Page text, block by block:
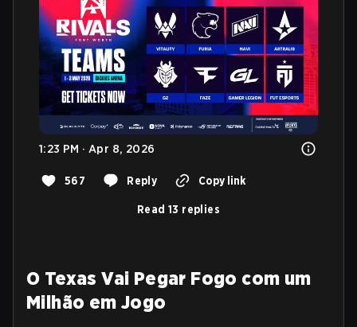
1:23 PM · Apr 8, 2026
567 Reply Copy link
Read 13 replies
O Texas Vai Pegar Fogo com um
Milhão em Jogo